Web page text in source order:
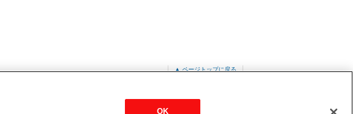
▲ ページトップに戻る
OK